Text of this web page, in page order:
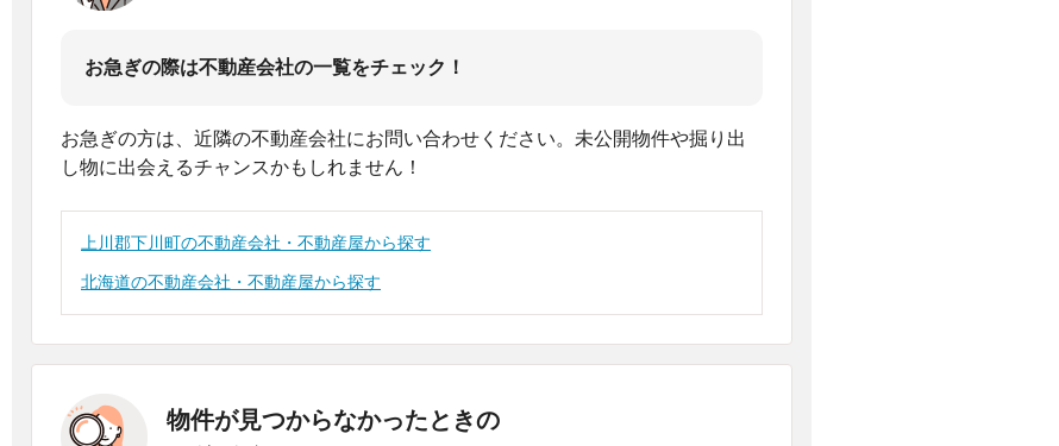
お急ぎの際は不動産会社の一覧をチェック！
お急ぎの方は、近隣の不動産会社にお問い合わせください。未公開物件や掘り出
し物に出会えるチャンスかもしれません！
上川郡下川町の不動産会社・不動産屋から探す
北海道の不動産会社・不動産屋から探す
物件が見つからなかったときの